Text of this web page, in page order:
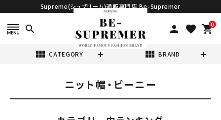
Supreme(シュプリーム)通販専門店 Be-Supremer
search person favorite 0
shopping_cart
view_module CATEGORY view_module BRAND
ニット帽・ビーニー